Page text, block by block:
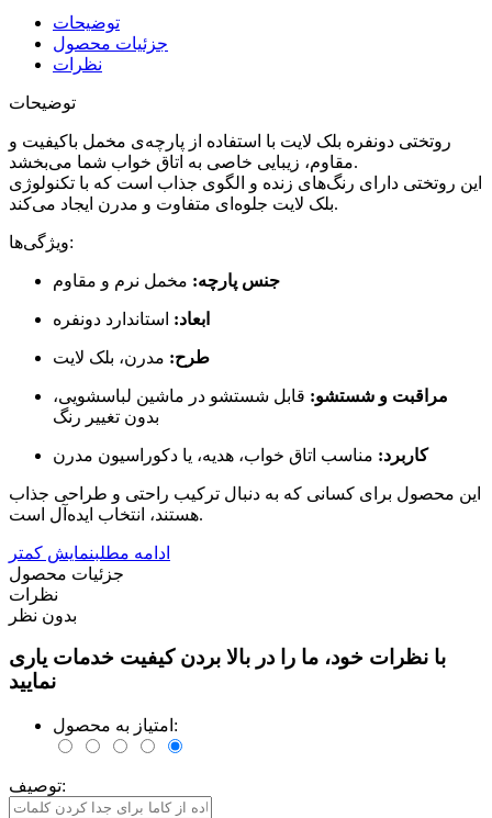
توضیحات
جزئیات محصول
نظرات
توضیحات
روتختی دونفره بلک لایت با استفاده از پارچه‌ی مخمل باکیفیت و
مقاوم، زیبایی خاصی به اتاق خواب شما می‌بخشد.
این روتختی دارای رنگ‌های زنده و الگوی جذاب است که با تکنولوژی
بلک لایت جلوه‌ای متفاوت و مدرن ایجاد می‌کند.
ویژگی‌ها:
جنس پارچه: مخمل نرم و مقاوم
ابعاد: استاندارد دونفره
طرح: مدرن، بلک لایت
مراقبت و شستشو: قابل شستشو در ماشین لباسشویی،
بدون تغییر رنگ
کاربرد: مناسب اتاق خواب، هدیه، یا دکوراسیون مدرن
این محصول برای کسانی که به دنبال ترکیب راحتی و طراحی جذاب
هستند، انتخاب ایده‌آل است.
ادامه مطلبنمایش کمتر
جزئیات محصول
نظرات
بدون نظر
با نظرات خود، ما را در بالا بردن کیفیت خدمات یاری
نمایید
امتیاز به محصول:
توصیف: